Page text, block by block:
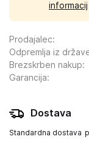
informacij
Prodajalec:
Odpremlja iz
Brezskrben nakup:
Garancija:
Dostava
Standardna dostava